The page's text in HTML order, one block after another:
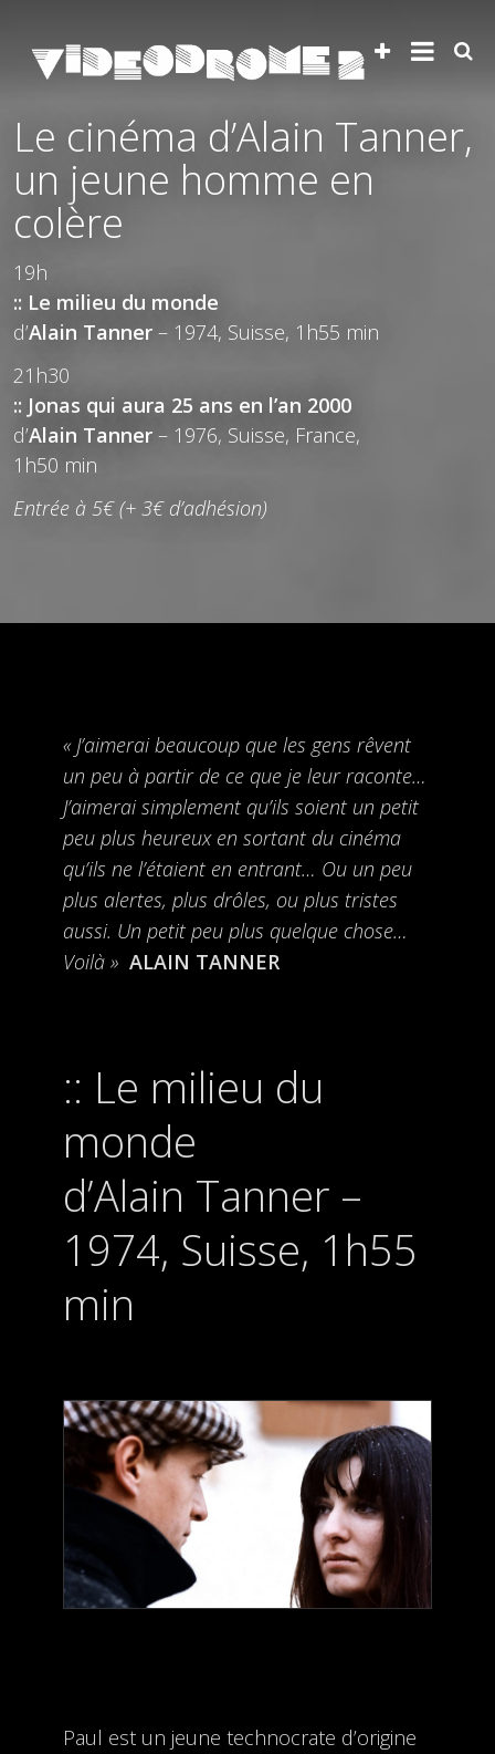
Le cinéma d’Alain Tanner,
un jeune homme en
colère
19h
:: Le milieu du monde
d’Alain Tanner – 1974, Suisse, 1h55 min
21h30
:: Jonas qui aura 25 ans en l’an 2000
d’Alain Tanner – 1976, Suisse, France,
1h50 min
Entrée à 5€ (+ 3€ d’adhésion)
« J’aimerai beaucoup que les gens rêvent
un peu à partir de ce que je leur raconte…
J’aimerai simplement qu’ils soient un petit
peu plus heureux en sortant du cinéma
qu’ils ne l’étaient en entrant… Ou un peu
plus alertes, plus drôles, ou plus tristes
aussi. Un petit peu plus quelque chose…
Voilà » ALAIN TANNER
Le milieu du
monde
d’Alain Tanner –
1974, Suisse, 1h55
min
Paul est un jeune technocrate d’origine